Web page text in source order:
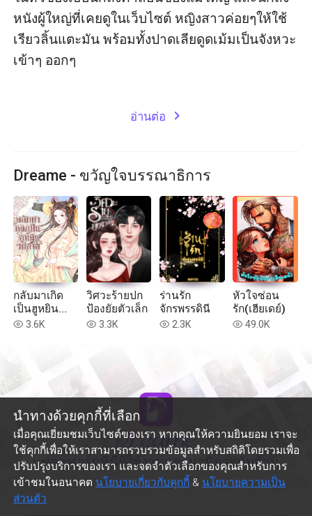
นำทางด้วยคุกกี้ที่เลือก
เมื่อคุณเยี่ยมชมเว็บไซต์ของเรา หากคุณให้ความยินยอม เราจะ
ใช้คุกกี้เพื่อให้เราสามารถรวบรวมข้อมูลสำหรับสถิติโดยรวมเพื่อ
ปรับปรุงบริการของเรา และจดจำตัวเลือกของคุณสำหรับการ
เข้าชมในอนาคต นโยบายเกี่ยวกับคุกกี้ & นโยบายความเป็น
ส่วนตัว
หนังผู้ใหญ่ที่เคยดูในเว็บไซต์ หญิงสาวค่อยๆให้ใช้
เรียวลิ้นแตะมัน พร้อมทั้งปาดเลียดูดเม้มเป็นจังหวะ
เข้าๆ ออกๆ
อ่านต่อ expand_more
Dreame - ขวัญใจบรรณาธิการ
กลับมาเกิด
เป็นฮูหยิน
วิปลาส
read 3.6K
วิศวะร้ายปก
ป้องยัยตัวเล็ก
read 3.3K
ร่านรัก
จักรพรรดินี
read 2.3K
หัวใจซ่อน
รัก(เฮียเดย์)
read 49.0K
แพลตฟอร์มที่มีผู้ใช้งานและนวนิยายนับล้าน